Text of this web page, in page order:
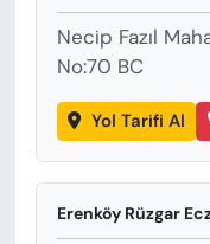
Necip Fazıl
No:70 BC
Yol Tarifi Al
Erenköy Rüzgar